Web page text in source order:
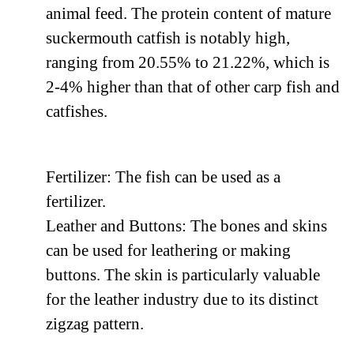
animal feed. The protein content of mature
suckermouth catfish is notably high,
ranging from 20.55% to 21.22%, which is
2-4% higher than that of other carp fish and
catfishes.
Fertilizer: The fish can be used as a
fertilizer.
Leather and Buttons: The bones and skins
can be used for leathering or making
buttons. The skin is particularly valuable
for the leather industry due to its distinct
zigzag pattern.